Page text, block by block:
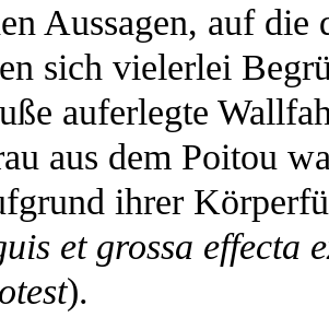
Aussagen, auf
sich vielerlei
auferlegte
aus dem Poitou
ihrer
et grossa effecta
).